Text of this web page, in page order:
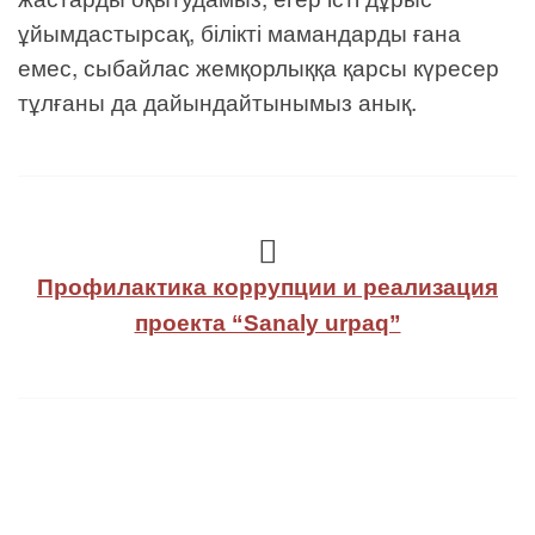
ұйымдастырсақ, білікті мамандарды ғана
емес, сыбайлас жемқорлыққа қарсы күресер
тұлғаны да дайындайтынымыз анық.
Профилактика коррупции и реализация
проекта “Sanaly urpaq”